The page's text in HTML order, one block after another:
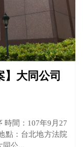
】大同公司
時間：107年9月27
點：台北地方法院
同公...